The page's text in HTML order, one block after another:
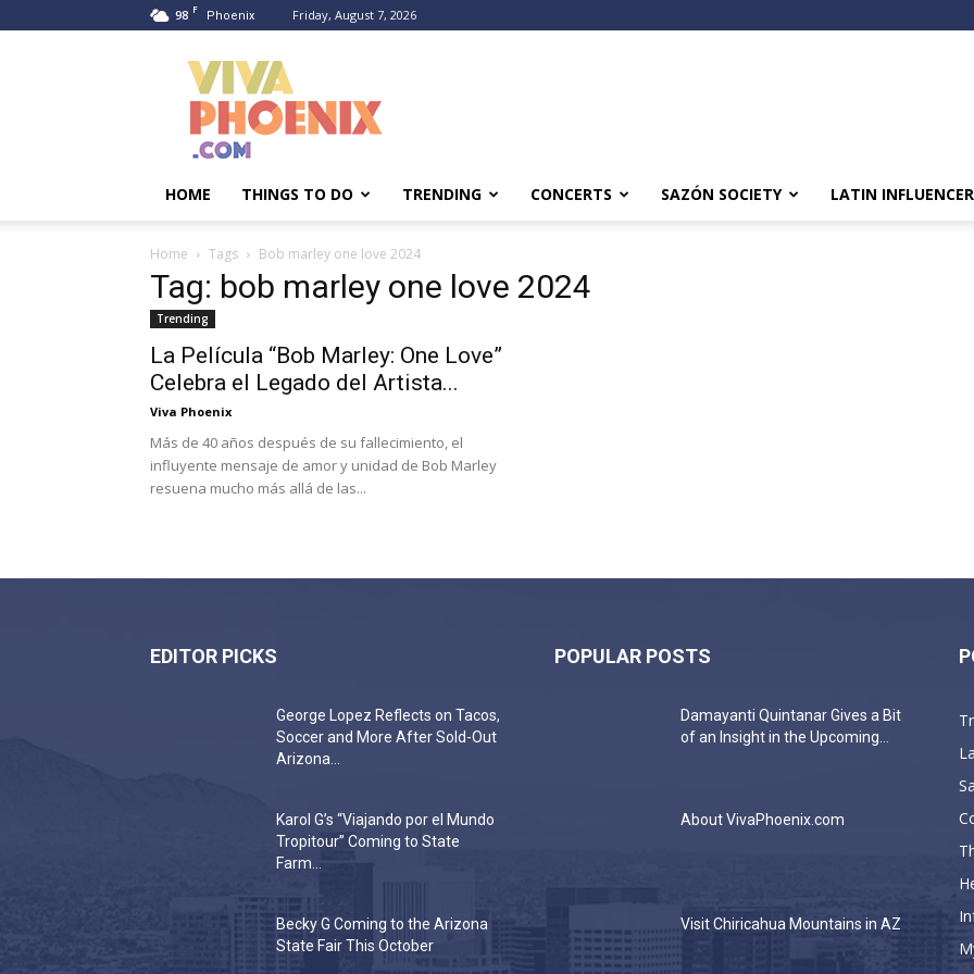
98 F Phoenix Friday, August 7, 2026
HOME THINGS TO DO TRENDING CONCERTS SAZÓN SOCIETY LATIN
Home Tags Bob marley one love 2024
Tag: bob marley one love 2024
Trending
La Película “Bob Marley: One Love”
Celebra el Legado del Artista...
Viva Phoenix
Más de 40 años después de su fallecimiento, el
influyente mensaje de amor y unidad de Bob Marley
resuena mucho más allá de las...
EDITOR PICKS
George Lopez Reflects on Tacos,
Soccer and More After Sold-Out
Arizona...
Karol G’s “Viajando por el Mundo
Tropitour” Coming to State
Farm...
Becky G Coming to the Arizona
State Fair This October
POPULAR POSTS
Damayanti Quintanar Gives a Bit
of an Insight in the Upcoming...
About VivaPhoenix.com
Visit Chiricahua Mountains in AZ